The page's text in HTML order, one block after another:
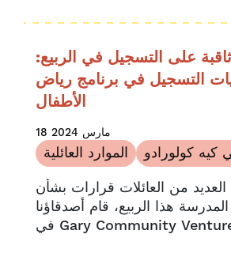
على التسجيل في الربيع:
التسجيل في برنامج رياض
18 مارس 2024
الموارد العائلية
كيه كولورادو
العديد من العائلات قرارات بشأن
هذا الربيع، قام أصدقاؤنا
في Gary Community Ventures بتجميع